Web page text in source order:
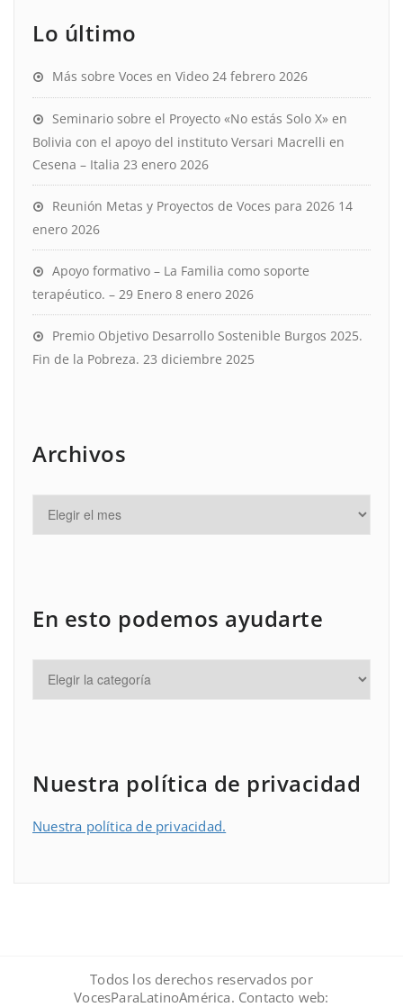
Lo último
Más sobre Voces en Video 24 febrero 2026
Seminario sobre el Proyecto «No estás Solo X» en
Bolivia con el apoyo del instituto Versari Macrelli en
Cesena – Italia 23 enero 2026
Reunión Metas y Proyectos de Voces para 2026 14
enero 2026
Apoyo formativo – La Familia como soporte
terapéutico. – 29 Enero 8 enero 2026
Premio Objetivo Desarrollo Sostenible Burgos 2025.
Fin de la Pobreza. 23 diciembre 2025
Archivos
En esto podemos ayudarte
Nuestra política de privacidad
Nuestra política de privacidad.
Todos los derechos reservados por
VocesParaLatinoAmérica. Contacto web: